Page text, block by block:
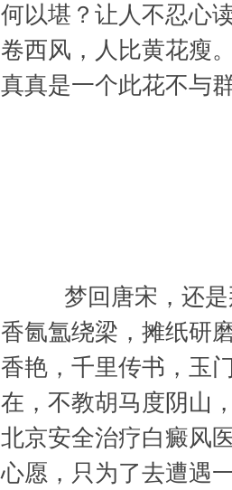
何以堪？让人不忍心
卷西风，人比黄花瘦
真真是一个此花不与
梦回唐宋，还是那
香氤氲绕梁，摊纸研
香艳，千里传书，玉
在，不教胡马度阴山
北京安全治疗白癜风
心愿，只为了去遭遇